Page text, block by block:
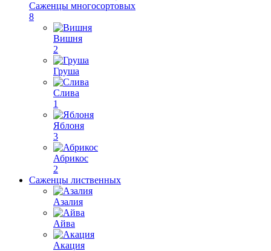
Саженцы многосортовых
8
Вишня
2
Груша
Слива
1
Яблоня
3
Абрикос
2
Саженцы лиственных
Азалия
Айва
Акация